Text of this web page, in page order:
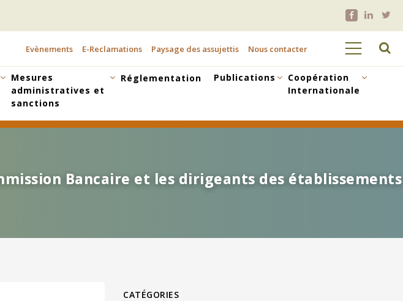
MENU
Evènements E-Reclamations Paysage des assujettis Nous contacter
Mesures
administratives et
sanctions
Réglementation Publications
Coopération
Internationale
Bancaire et les dirigeants des établissements
Bancaire et les dirigeants des établissements
CATÉGORIES